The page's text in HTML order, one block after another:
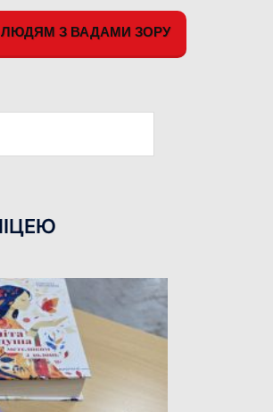
ЛЮДЯМ З ВАДАМИ ЗОРУ